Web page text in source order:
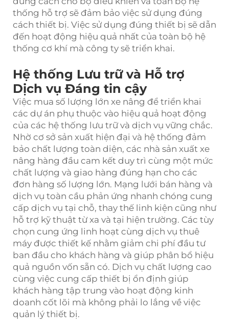
thống hỗ trợ sẽ đảm bảo việc sử dụng đúng
cách thiết bị. Việc sử dụng đúng thiết bị sẽ dẫn
đến hoạt động hiệu quả nhất của toàn bộ hệ
thống cơ khí mà công ty sẽ triển khai.
Hệ thống Lưu trữ và Hỗ trợ
Dịch vụ Đáng tin cậy
Việc mua số lượng lớn xe nâng để triển khai
các dự án phụ thuộc vào hiệu quả hoạt động
của các hệ thống lưu trữ và dịch vụ vững chắc.
Nhờ cơ sở sản xuất hiện đại và hệ thống đảm
bảo chất lượng toàn diện, các nhà sản xuất xe
nâng hàng đầu cam kết duy trì cùng một mức
chất lượng và giao hàng đúng hạn cho các
đơn hàng số lượng lớn. Mạng lưới bán hàng và
dịch vụ toàn cầu phản ứng nhanh chóng cung
cấp dịch vụ tại chỗ, thay thế linh kiện cũng như
hỗ trợ kỹ thuật từ xa và tại hiện trường. Các tùy
chọn cung ứng linh hoạt cùng dịch vụ thuê
máy được thiết kế nhằm giảm chi phí đầu tư
ban đầu cho khách hàng và giúp phân bổ hiệu
quả nguồn vốn sẵn có. Dịch vụ chất lượng cao
cùng việc cung cấp thiết bị ổn định giúp
khách hàng tập trung vào hoạt động kinh
doanh cốt lõi mà không phải lo lắng về việc
quản lý thiết bị.